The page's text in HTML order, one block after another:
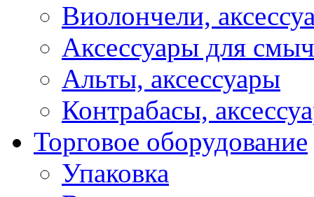
Виолончели,
Аксессуары для
Альты, аксессуары
Контрабасы,
Торговое оборудование
Упаковка